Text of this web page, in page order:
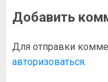
Добавить
Для отправки
авторизоваться.